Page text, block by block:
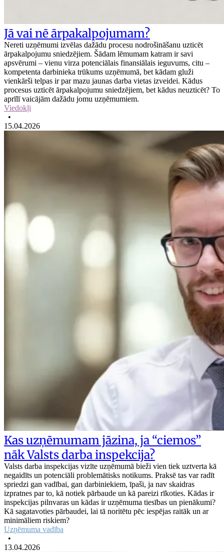
Jā vai nē ārpakalpojumam?
Nereti uzņēmumi izvēlas dažādu procesu nodrošināšanu uzticēt
ārpakalpojumu sniedzējiem. Šādam lēmumam katram ir savi
apsvērumi – vienu virza potenciālais finansiālais ieguvums, citu –
kompetenta darbinieka trūkums uzņēmumā, bet kādam gluži
vienkārši telpas ir par mazu jaunas darba vietas izveidei. Kādus
procesus uzticēt ārpakalpojumu sniedzējiem, bet kādus neuzticēt? To
aprīlī vaicājām dažādu jomu uzņēmumiem.
Viedokļi
•
15.04.2026
Kas uzņēmumam jāzina, ja “ciemos”
nāk Valsts darba inspekcija?
Valsts darba inspekcijas vizīte uzņēmumā bieži vien tiek uztverta kā
negaidīts un potenciāli problemātisks notikums. Praksē tas var radīt
spriedzi gan vadībai, gan darbiniekiem, īpaši, ja nav skaidras
izpratnes par to, kā notiek pārbaude un kā pareizi rīkoties. Kādas ir
inspekcijas pilnvaras un kādas ir uzņēmuma tiesības un pienākumi?
Kā sagatavoties pārbaudei, lai tā noritētu pēc iespējas raitāk un ar
minimāliem riskiem?
Uzņēmuma vadība
•
13.04.2026